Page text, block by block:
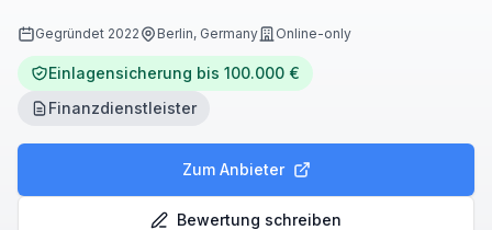
Gegründet 2022 Berlin, Germany Online-only
Einlagensicherung bis 100.000 €
Finanzdienstleister
Zum Anbieter
Bewertung schreiben